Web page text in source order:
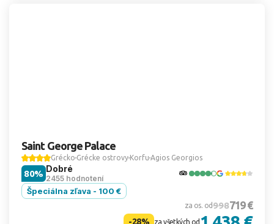
Saint George Palace
Grécko Grécke ostrovy Korfu Agios Georgios
Dobré
2455 hodnotení
80%
Špeciálna zľava - 100 €
za os. od998719 €
-28% za všetkých od